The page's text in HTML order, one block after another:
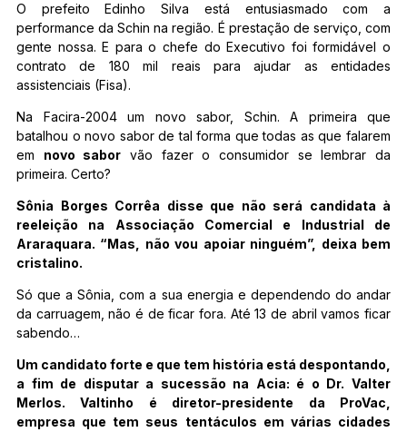
O prefeito Edinho Silva está entusiasmado com a
performance da Schin na região. É prestação de serviço, com
gente nossa. E para o chefe do Executivo foi formidável o
contrato de 180 mil reais para ajudar as entidades
assistenciais (Fisa).
Na Facira-2004 um novo sabor, Schin. A primeira que
batalhou o novo sabor de tal forma que todas as que falarem
em novo sabor vão fazer o consumidor se lembrar da
primeira. Certo?
Sônia Borges Corrêa disse que não será candidata à
reeleição na Associação Comercial e Industrial de
Araraquara. “Mas, não vou apoiar ninguém”, deixa bem
cristalino.
Só que a Sônia, com a sua energia e dependendo do andar
da carruagem, não é de ficar fora. Até 13 de abril vamos ficar
sabendo…
Um candidato forte e que tem história está despontando,
a fim de disputar a sucessão na Acia: é o Dr. Valter
Merlos. Valtinho é diretor-presidente da ProVac,
empresa que tem seus tentáculos em várias cidades